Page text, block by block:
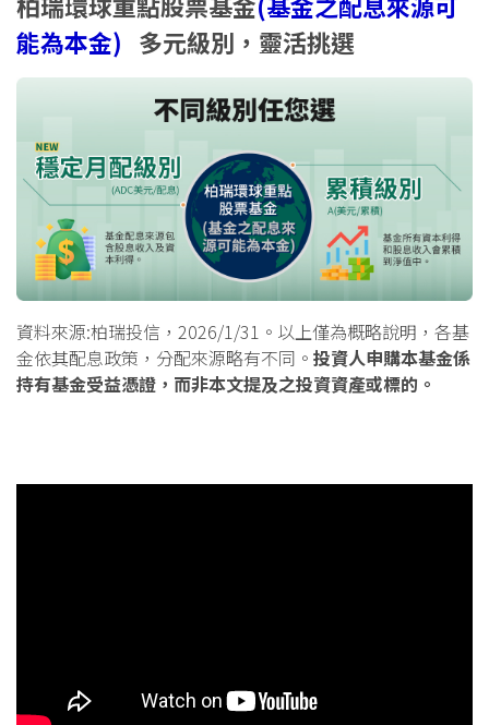
能為本金) 多元級別，靈活挑選
資料來源:柏瑞投信，2026/1/31。以上僅為概略說明，各基
金依其配息政策，分配來源略有不同。 投資人申購本基金係
持有基金受益憑證，而非本文提及之投資資產或標的。